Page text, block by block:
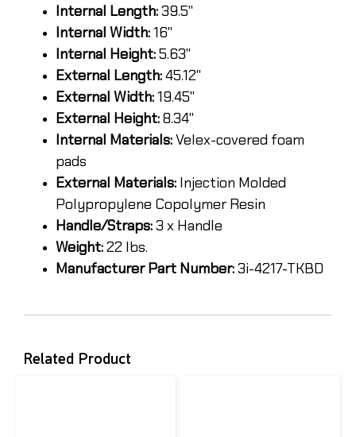
Internal Length:39.5"
Internal Width:16"
Internal Height:5.63"
External Length:45.12"
External Width:19.45"
External Height:8.34"
Internal Materials:Velex-covered foam
pads
External Materials: Injection Molded
Polypropylene Copolymer Resin
Handle/Straps:3 x Handle
Weight:22 lbs.
Manufacturer Part Number:3i-4217-TKBD
Related Product